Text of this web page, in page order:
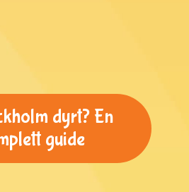
dyrt? En
guide